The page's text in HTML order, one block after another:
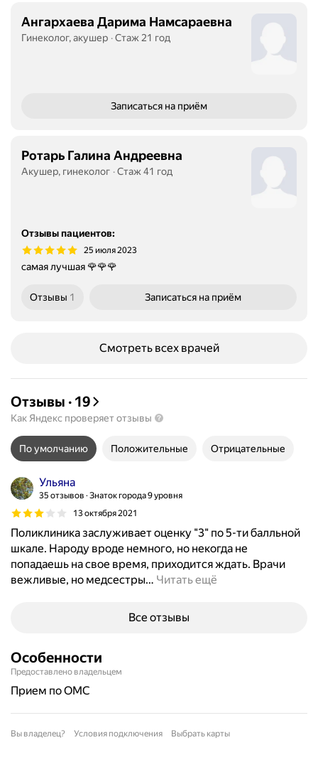
Ангархаева Дарима Намсараевна
Гинеколог, акушер Стаж 21 год
Записаться на приём
Ротарь Галина Андреевна
Акушер, гинеколог Стаж 41 год
Отзывы пациентов:
25 июля 2023
самая лучшая 🌹🌹🌹
Отзывы 1 Записаться на приём
Смотреть всех врачей
Отзывы · 19
Как Яндекс проверяет отзывы
По умолчанию Положительные Отрицательные
Ульяна
35 отзывов Знаток города 9 уровня
13 октября 2021
Поликлиника заслуживает оценку "3" по 5-ти балльной
шкале. Народу вроде немного, но некогда не
попадаешь на свое время, приходится ждать. Врачи
вежливые, но медсестры… Читать ещё
Все отзывы
Особенности
Предоставлено владельцем
прием по ОМС
Вы владелец? Условия подключения Выбрать карты